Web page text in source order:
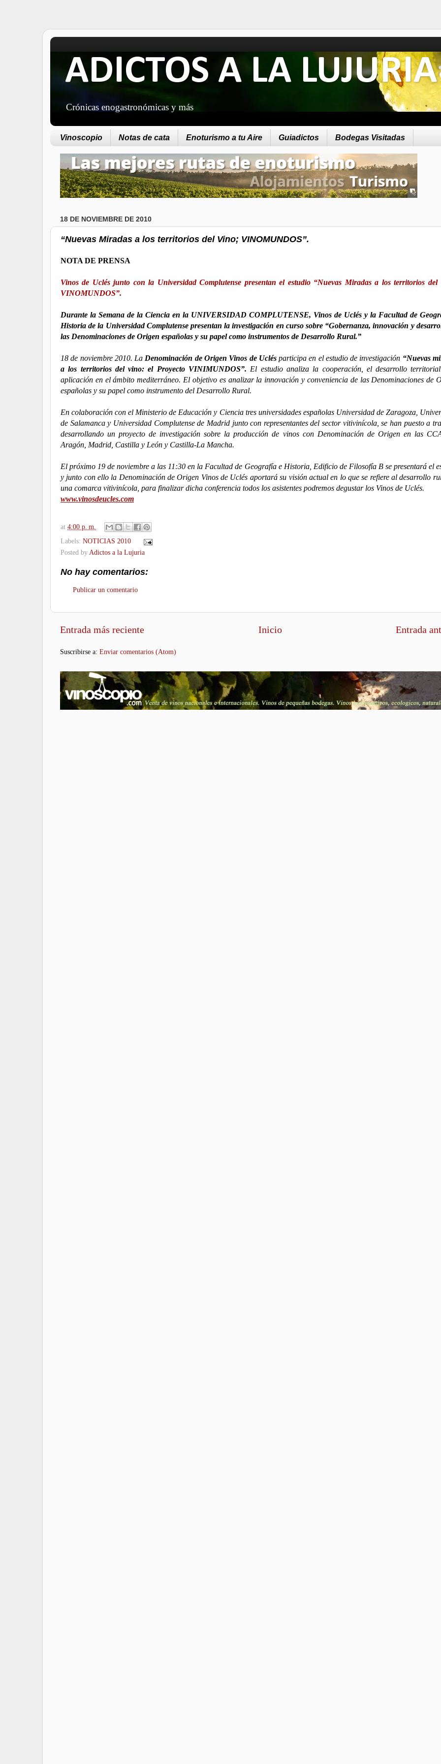
ADICTOS A LA LUJURIA
Crónicas enogastronómicas y más
Vinoscopio Notas de cata Enoturismo a tu Aire Guiadictos Bodegas Visitadas
18 DE NOVIEMBRE DE 2010
“Nuevas Miradas a los territorios del Vino; VINOMUNDOS”.
NOTA DE PRENSA
Vinos de Uclés junto con la Universidad Complutense presentan el estudio “Nuevas Miradas a los territorios del
VINOMUNDOS”.
Durante la Semana de la Ciencia en la UNIVERSIDAD COMPLUTENSE, Vinos de Uclés y la Facultad de
Historia de la Universidad Complutense presentan la investigación en curso sobre “Gobernanza, innovación y
las Denominaciones de Origen españolas y su papel como instrumentos de Desarrollo Rural.”
18 de noviembre 2010. La Denominación de Origen Vinos de Uclésparticipa en el estudio de investigación “Nuevas
a los territorios del vino: el Proyecto VINIMUNDOS”. El estudio analiza la cooperación, el desarrollo
aplicación en el ámbito mediterráneo. El objetivo es analizar la innovación y conveniencia de las Denominaciones de
españolas y su papel como instrumento del Desarrollo Rural.
En colaboración con el Ministerio de Educación y Ciencia tres universidades españolas Universidad de Zaragoza,
de Salamanca y Universidad Complutense de Madrid junto con representantes del sector vitivinícola, se han puesto a
desarrollando un proyecto de investigación sobre la producción de vinos con Denominación de Origen en las
Aragón, Madrid, Castilla y León y Castilla-La Mancha.
El próximo 19 de noviembre a las 11:30 en la Facultad de Geografía e Historia, Edificio de Filosofía B se presentará el
y junto con ello la Denominación de Origen Vinos de Uclés aportará su visión actual en lo que se refiere al desarrollo
una comarca vitivinícola, para finalizar dicha conferencia todos los asistentes podremos degustar los Vinos de Uclés.
www.vinosdeucles.com
at 4:00 p. m.
Labels: NOTICIAS 2010
Posted byAdictos a la Lujuria
No hay comentarios:
Publicar un comentario
Entrada más reciente Entrada
Inicio
Suscribirse a: Enviar comentarios (Atom)